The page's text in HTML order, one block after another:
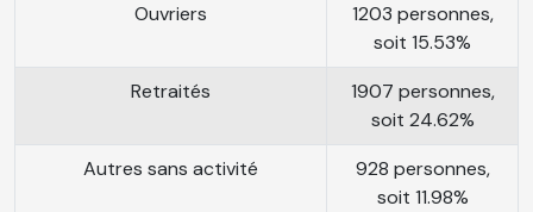
Ouvriers
1203 personnes,
soit 15.53%
Retraités
1907 personnes,
soit 24.62%
Autres sans activité
928 personnes,
soit 11.98%